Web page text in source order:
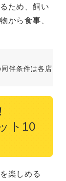
ため、飼い
から食事、
伴条件は各店
ト10
楽しめる